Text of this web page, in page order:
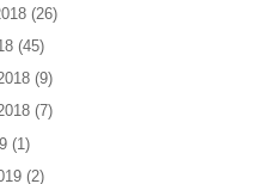
(26)
(45)
(9)
(7)
(1)
(2)